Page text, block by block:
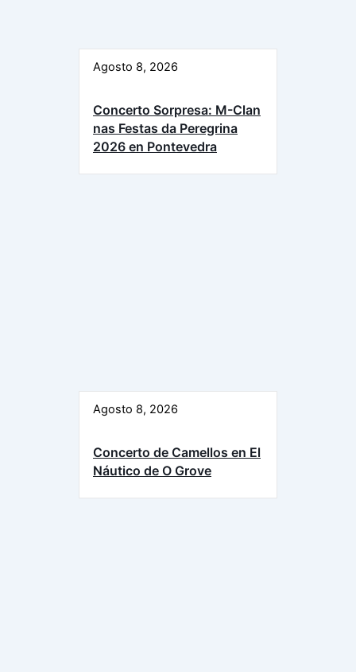
Agosto 8, 2026
Concerto Sorpresa: M-Clan
nas Festas da Peregrina
2026 en Pontevedra
Agosto 8, 2026
Concerto de Camellos en El
Náutico de O Grove